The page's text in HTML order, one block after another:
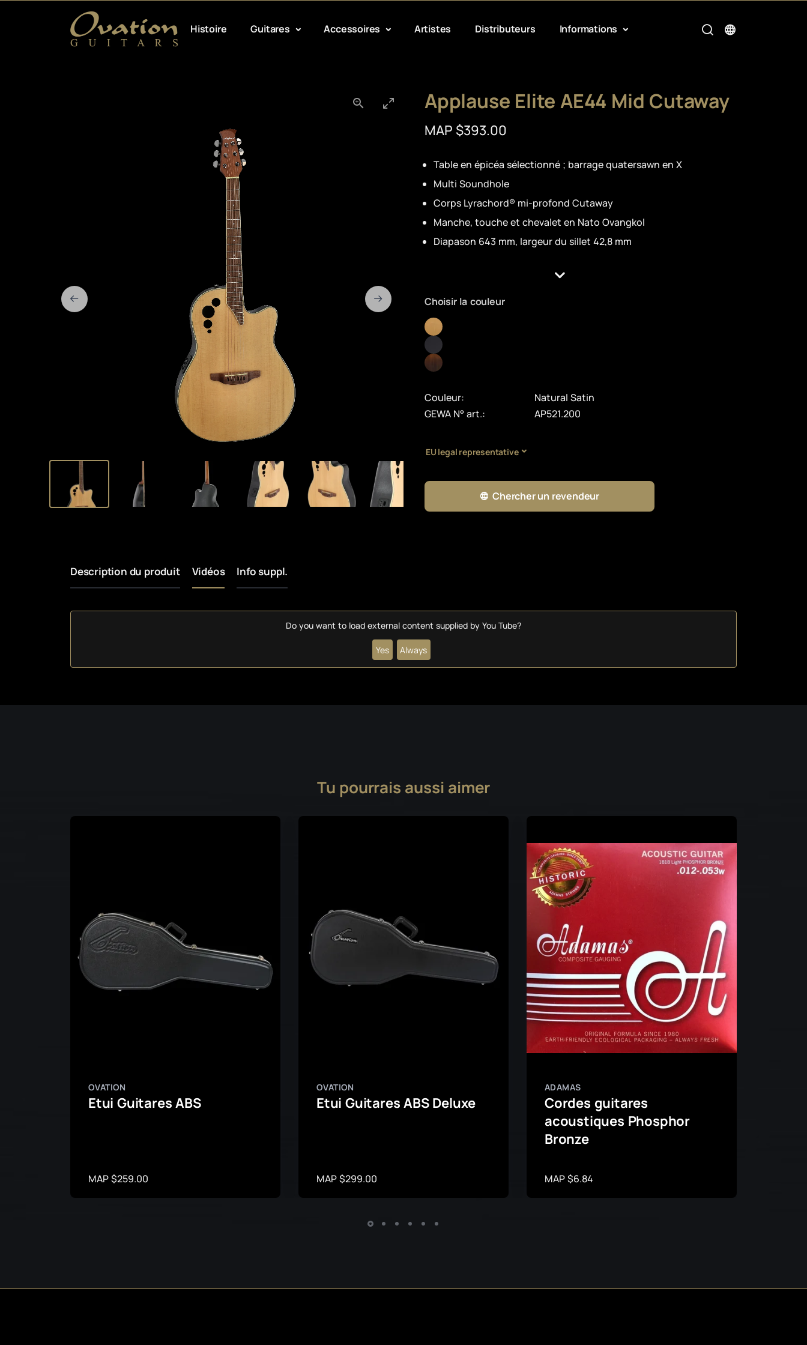
Histoire Guitares Accessoires Artistes Distributeurs Informations
Applause Elite AE44 Mid Cutaway
MAP $393.00
Table en épicéa sélectionné ; barrage quatersawn en X
Multi Soundhole
Corps Lyrachord® mi-profond Cutaway
Manche, touche et chevalet en Nato Ovangkol
Diapason 643 mm, largeur du sillet 42,8 mm
Choisir la couleur
Couleur:
Natural Satin
GEWA N° art.:
AP521.200
EU legal representative
Chercher un revendeur
Description du produit Vidéos Info suppl.
Do you want to load external content supplied by You Tube?
Yes Always
Tu pourrais aussi aimer
OVATION
Etui Guitares ABS
MAP $259.00
OVATION
Etui Guitares ABS Deluxe
MAP $299.00
ADAMAS
Cordes guitares
acoustiques Phosphor
Bronze
MAP $6.84